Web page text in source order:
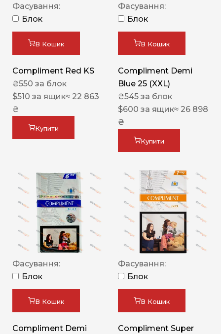
Фасування:
Блок
В Кошик
Compliment Red KS
₴550 за блок
$510 за ящик≈ 22 863
₴
Купити
Фасування:
Блок
В Кошик
Compliment Demi
Blue 25 (XXL)
₴545 за блок
$600 за ящик≈ 26 898
₴
Купити
Фасування:
Блок
В Кошик
Compliment Demi
Фасування:
Блок
В Кошик
Compliment Super